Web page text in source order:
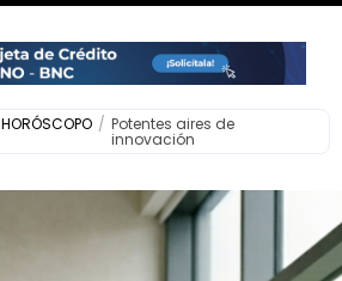
HORÓSCOPO / Potentes aires de
innovación